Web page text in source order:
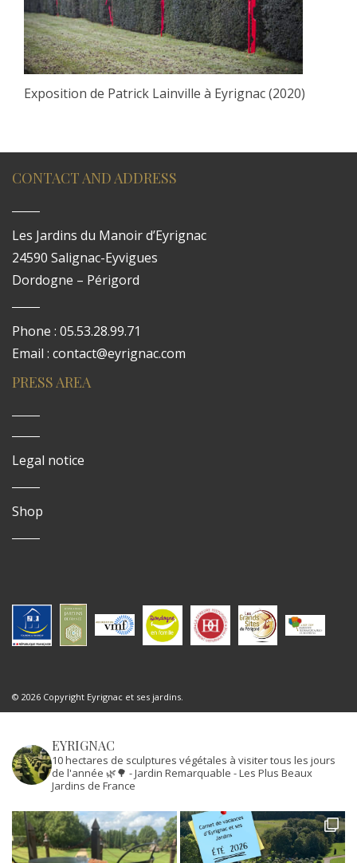
Exposition de Patrick Lainville à Eyrignac (2020)
CONTACT AND ADDRESS
Les Jardins du Manoir d’Eyrignac
24590 Salignac-Eyvigues
Dordogne – Périgord
Phone : 05.53.28.99.71
Email : contact@eyrignac.com
PRESS AREA
Legal notice
Shop
© 2026 Copyright Eyrignac et ses jardins.
EYRIGNAC
10 hectares de sculptures végétales à visiter tous les jours
de l'année 🌿🌳 - Jardin Remarquable - Les Plus Beaux
Jardins de France